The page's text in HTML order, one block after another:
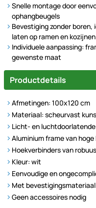
Snelle montage door
ophangbeugels
Bevestiging zonder
laten op ramen en kozijnen
Individuele aanpassing:
gewenste maat
Productdetails
Afmetingen: 100x120 cm
Materiaal: scheurvast
Licht- en
Aluminium frame van
Hoekverbinders van
Kleur: wit
Eenvoudige en
Met bevestigingsmateriaal
Geen accessoires nodig